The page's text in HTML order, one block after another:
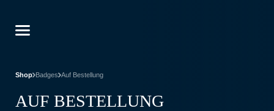
Shop Badges Auf Bestellung
AUF BESTELLUNG